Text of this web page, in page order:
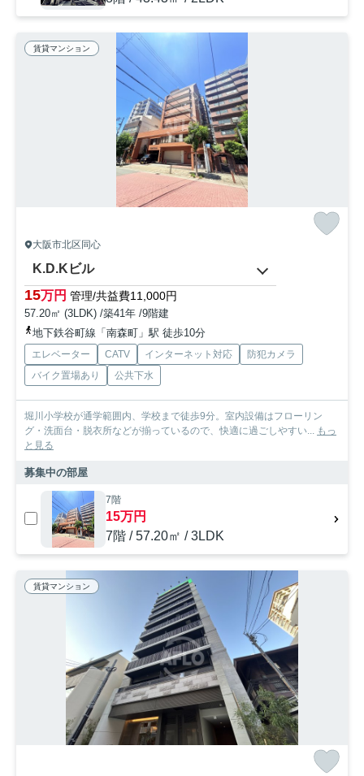
賃貸マンション
大阪市北区同心
K.D.Kビル
15万円 管理/共益費11,000円
57.20㎡ (3LDK) /築41年 /9階建
地下鉄谷町線「南森町」駅 徒歩10分
エレベーター CATV インターネット対応
防犯カメラ
バイク置場あり
公共下水
堀川小学校が通学範囲内、学校まで徒歩9分。室内設備はフローリン
グ・洗面台・脱衣所などが揃っているので、快適に過ごしやすい... もっ
と見る
募集中の部屋
7階
15万円
7階 / 57.20㎡ / 3LDK
賃貸マンション